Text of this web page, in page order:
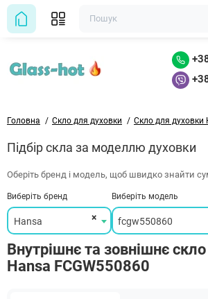
Головна Скло для духовки Скло для духовки
Підбір скла за моделлю духовки
Оберіть бренд і модель, щоб швидко знайти
Виберіть бренд
×
Hansa
Виберіть модель
fcgw550860
Внутрішнє та зовнішнє
Hansa FCGW550860